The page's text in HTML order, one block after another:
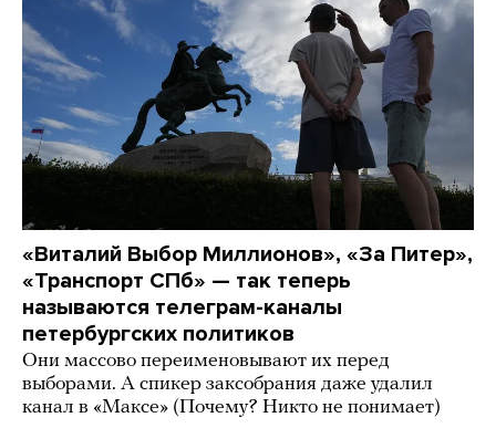
«Виталий Выбор Миллионов», «За Питер»,
«Транспорт СПб» — так теперь
называются телеграм-каналы
петербургских политиков
Они массово переименовывают их перед
выборами. А спикер заксобрания даже удалил
канал в «Максе» (Почему? Никто не понимает)